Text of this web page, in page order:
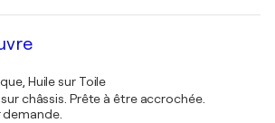
Huile sur Toile
châssis. Prête à être accrochée.
demande.